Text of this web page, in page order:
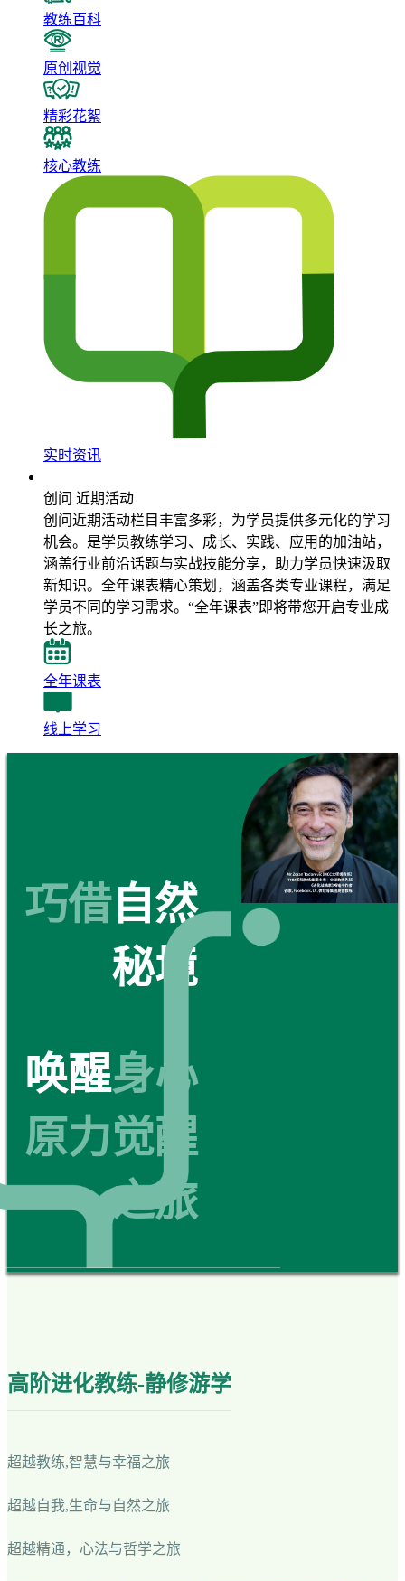
教练百科
原创视觉
精彩花絮
核心教练
实时资讯
创问 近期活动
创问近期活动栏目丰富多彩，为学员提供多元化的学习
机会。是学员教练学习、成长、实践、应用的加油站，
涵盖行业前沿话题与实战技能分享，助力学员快速汲取
新知识。全年课表精心策划，涵盖各类专业课程，满足
学员不同的学习需求。“全年课表”即将带您开启专业成
长之旅。
全年课表
线上学习
巧借自然
秘境
唤醒身心
原力觉醒
之旅
高阶进化教练-静修游学
超越教练,智慧与幸福之旅
超越自我,生命与自然之旅
超越精通，心法与哲学之旅